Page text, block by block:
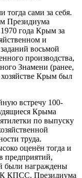
тогда сами за себя.
Президиума
года Крым за
и
восьмой
производства,
Знамени (ранее,
хозяйстве Крым был
встречу 100-
Крыма
по выпуску
труда.
оценён тогда и
предприятий,
были награждены
КПСС, Президиума